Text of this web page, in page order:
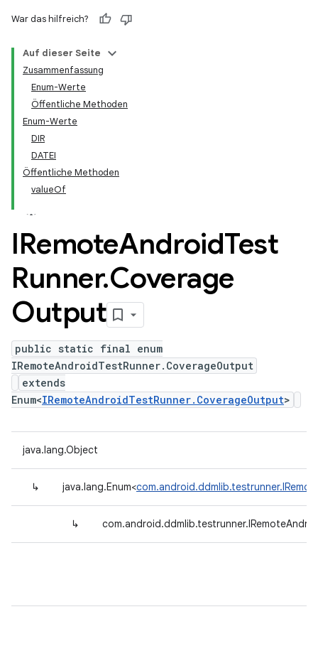
War das hilfreich?
Auf dieser Seite
Zusammenfassung
Enum-Werte
Öffentliche Methoden
Enum-Werte
DIR
DATEI
Öffentliche Methoden
valueOf
IRemoteAndroidTest
Runner.Coverage
Output
public static final enum
IRemoteAndroidTestRunner.CoverageOutput
extends
Enum<IRemoteAndroidTestRunner.CoverageOutput>
java.lang.Object
↳ java.lang.Enum<
↳